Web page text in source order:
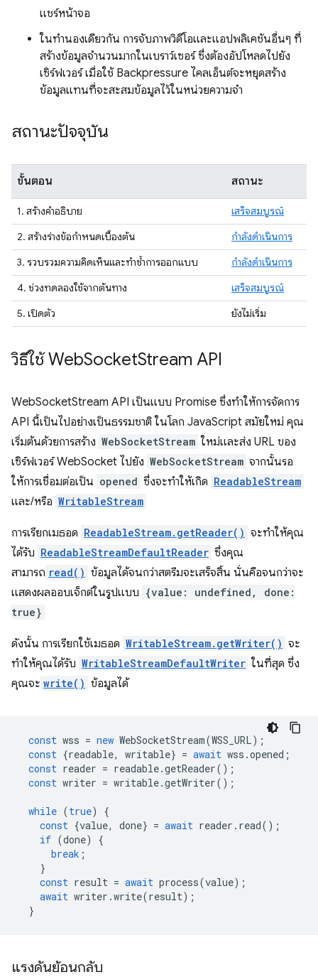
แชร์หน้าจอ
ในทำนองเดียวกัน การจับภาพวิดีโอและแอปพลิเคชันอื่นๆ ที่
สร้างข้อมูลจำนวนมากในเบราว์เซอร์ ซึ่งต้องอัปโหลดไปยัง
เซิร์ฟเวอร์ เมื่อใช้ Backpressure ไคลเอ็นต์จะหยุดสร้าง
ข้อมูลแทนที่จะสะสมข้อมูลไว้ในหน่วยความจำ
สถานะปัจจุบัน
ขั้นตอน สถานะ
1. สร้างคำอธิบาย
เสร็จสมบูรณ์
2. สร้างร่างข้อกำหนดเบื้องต้น
กำลังดำเนินการ
3. รวบรวมความคิดเห็นและทำซ้ำการออกแบบ
กำลังดำเนินการ
4. ช่วงทดลองใช้จากต้นทาง
เสร็จสมบูรณ์
5. เปิดตัว
ยังไม่เริ่ม
วิธีใช้ WebSocketStream API
WebSocketStream API เป็นแบบ Promise ซึ่งทำให้การจัดการ
API นี้เป็นไปอย่างเป็นธรรมชาติ ในโลก JavaScript สมัยใหม่ คุณ
เริ่มต้นด้วยการสร้าง WebSocketStream ใหม่และส่ง URL ของ
เซิร์ฟเวอร์ WebSocket ไปยัง WebSocketStream จากนั้นรอ
ให้การเชื่อมต่อเป็น opened ซึ่งจะทำให้เกิด ReadableStream
และ/หรือ WritableStream
การเรียกเมธอด ReadableStream.getReader() จะทำให้คุณ
ได้รับ ReadableStreamDefaultReader ซึ่งคุณ
สามารถ read() ข้อมูลได้จนกว่าสตรีมจะเสร็จสิ้น นั่นคือจนกว่าจะ
แสดงผลออบเจ็กต์ในรูปแบบ {value: undefined, done:
true}
ดังนั้น การเรียกใช้เมธอด WritableStream.getWriter() จะ
ทำให้คุณได้รับ WritableStreamDefaultWriter ในที่สุด ซึ่ง
คุณจะ write() ข้อมูลได้
const wss = new WebSocketStream(WSS_URL);
const {readable, writable} = await wss .opened ;
const reader = readable.getReader();
const writer = writable.getWriter();
while (true)
{
const {value, done} = await reader . read();
if (done)
{
break ;
}
const result = await process(value);
await writer .write(result);
}
แรงดันย้อนกลับ